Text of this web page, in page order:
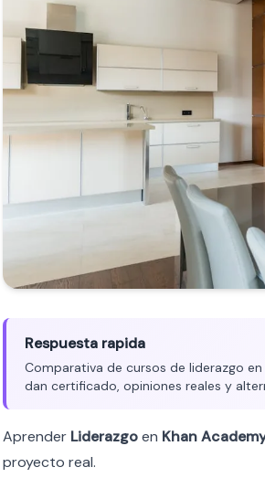
Respuesta rapida
Comparativa de cursos de liderazgo
dan certificado, opiniones reales y
Aprender Liderazgoen Khan
proyecto real.